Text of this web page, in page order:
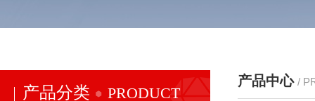
产品分类 PRODUCT
产品中心 /